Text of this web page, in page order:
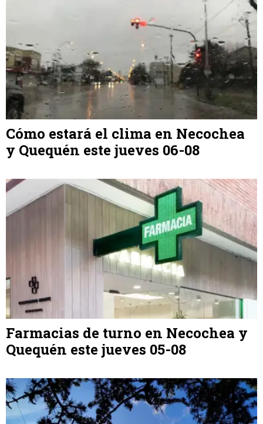
Cómo estará el clima en Necochea
y Quequén este jueves 06-08
Farmacias de turno en Necochea y
Quequén este jueves 05-08